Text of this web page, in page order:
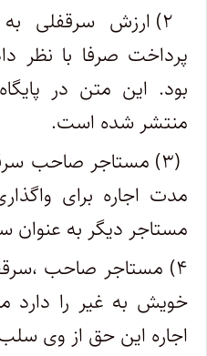
۲) ارزش سرقفلی
پرداخت صرفا با نظر
بود. این متن در
منتشر شده است.
(۳) مستاجر صاحب
مدت اجاره برای
مستاجر دیگر به عنوان
۴) مستاجر صاحب
خویش به غیر را دارد
اجاره این حق از وی